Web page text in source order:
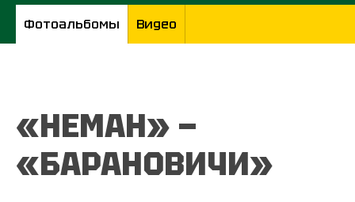
Фотоальбомы Видео
«НЕМАН» —
«БАРАНОВИЧИ»